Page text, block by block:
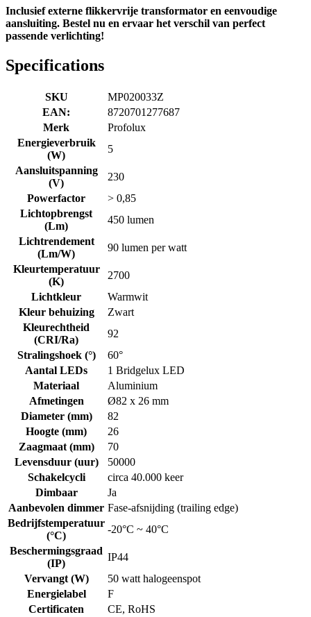
Inclusief externe flikkervrije transformator en eenvoudige
aansluiting. Bestel nu en ervaar het verschil van perfect
passende verlichting!
Specifications
SKU
MP020033Z
EAN:
8720701277687
Merk
Profolux
Energieverbruik
(W)
5
Aansluitspanning
(V)
230
Powerfactor
> 0,85
Lichtopbrengst
(Lm)
450 lumen
Lichtrendement
(Lm/W)
90 lumen per watt
Kleurtemperatuur
(K)
2700
Lichtkleur
Warmwit
Kleur behuizing
Zwart
Kleurechtheid
(CRI/Ra)
92
Stralingshoek (°)
60°
Aantal LEDs
1 Bridgelux LED
Materiaal
Aluminium
Afmetingen
Ø82 x 26 mm
Diameter (mm)
82
Hoogte (mm)
26
Zaagmaat (mm)
70
Levensduur (uur)
50000
Schakelcycli
circa 40.000 keer
Dimbaar
Ja
Aanbevolen dimmer Fase-afsnijding (trailing edge)
Bedrijfstemperatuur
(°C)
-20°C ~ 40°C
Beschermingsgraad
(IP)
IP44
Vervangt (W)
50 watt halogeenspot
Energielabel
F
Certificaten
CE, RoHS